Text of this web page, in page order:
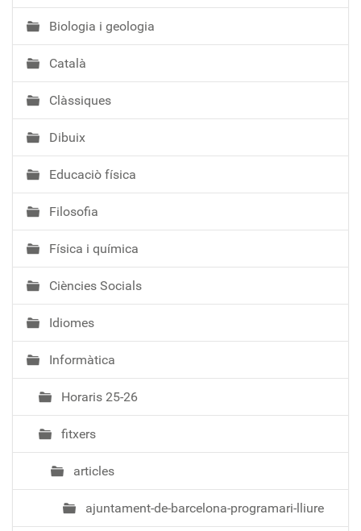
a
v
e
g
a
c
ó
Biologia i geologia
Català
Clàssiques
Dibuix
Educaciò física
Filosofia
Física i química
Ciències Socials
Idiomes
Informàtica
Horaris 25-26
fitxers
articles
ajuntament-de-barcelona-programari-lliure